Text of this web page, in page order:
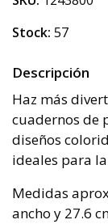
Stock: 57
Descripción
Haz más
cuadernos de
diseños
ideales para
Medidas
ancho y 27.6